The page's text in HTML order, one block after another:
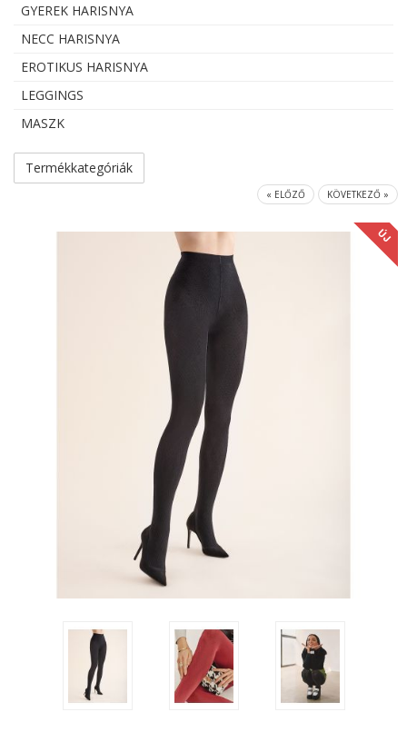
GYEREK HARISNYA
NECC HARISNYA
EROTIKUS HARISNYA
LEGGINGS
MASZK
Termékkategóriák
« ELŐZŐ KÖVETKEZŐ »
ÚJ